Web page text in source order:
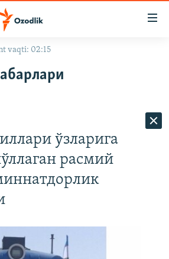
vaqti: 02:15
ўзларига
расмий